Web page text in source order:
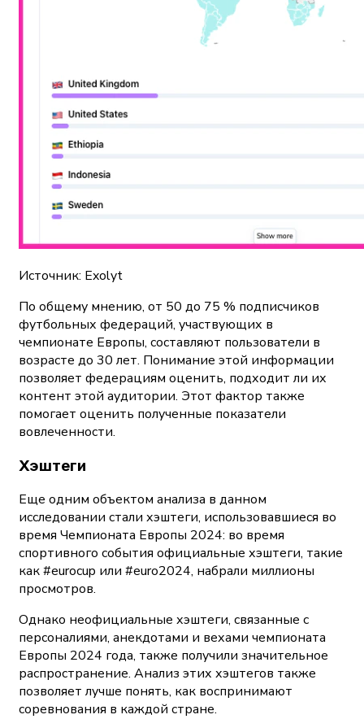
Источник: Exolyt
По общему мнению, от 50 до 75 % подписчиков
футбольных федераций, участвующих в
чемпионате Европы, составляют пользователи в
возрасте до 30 лет. Понимание этой информации
позволяет федерациям оценить, подходит ли их
контент этой аудитории. Этот фактор также
помогает оценить полученные показатели
вовлеченности.
Хэштеги
Еще одним объектом анализа в данном
исследовании стали хэштеги, использовавшиеся во
время Чемпионата Европы 2024: во время
спортивного события официальные хэштеги, такие
как #eurocup или #euro2024, набрали миллионы
просмотров.
Однако неофициальные хэштеги, связанные с
персоналиями, анекдотами и вехами чемпионата
Европы 2024 года, также получили значительное
распространение. Анализ этих хэштегов также
позволяет лучше понять, как воспринимают
соревнования в каждой стране.